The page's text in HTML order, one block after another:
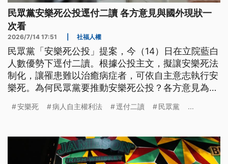
民眾黨安樂死公投逕付二讀 各方意見與國外現狀一
次看
2026/7/14 17:51 社福人權
民眾黨「安樂死公投」提案，今（14）日在立院藍白
人數優勢下逕付二讀。根據公投主文，擬讓安樂死法
制化，讓罹患難以治癒病症者，可依自主意志執行安
樂死。為何民眾黨要推動安樂死公投？各方意見為
安樂死 病人自主權利法 逕付二讀 民眾黨 ...